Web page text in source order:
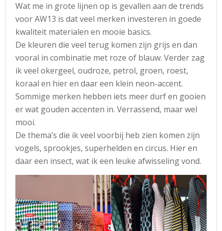
Wat me in grote lijnen op is gevallen aan de trends
voor AW13 is dat veel merken investeren in goede
kwaliteit materialen en mooie basics.
De kleuren die veel terug komen zijn grijs en dan
vooral in combinatie met roze of blauw. Verder zag
ik veel okergeel, oudroze, petrol, groen, roest,
koraal en hier en daar een klein neon-accent.
Sommige merken hebben iets meer durf en gooien
er wat gouden accenten in. Verrassend, maar wel
mooi.
De thema’s die ik veel voorbij heb zien komen zijn
vogels, sprookjes, superhelden en circus. Hier en
daar een insect, wat ik een leuke afwisseling vond.